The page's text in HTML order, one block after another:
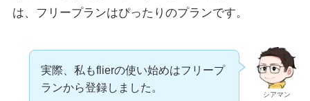
は、フリープランはぴったりのプランです。
シアマン
実際、私もflierの使い始めはフリープ
ランから登録しました。